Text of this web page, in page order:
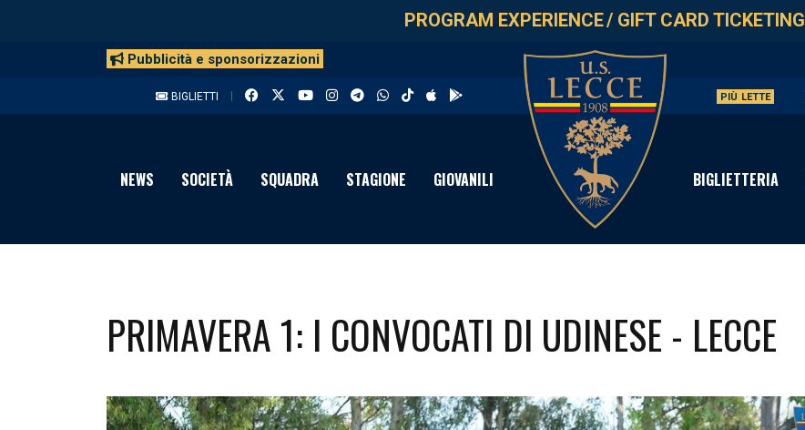
PROGRAM EXPERIENCE/ GIFT CARD TICKETING
Pubblicità e sponsorizzazioni
BIGLIETTI PIÙ LETTE
NEWS SOCIETÀ SQUADRA STAGIONE GIOVANILI BIGLIETTERIA
PRIMAVERA 1: I CONVOCATI DI UDINESE - LECCE